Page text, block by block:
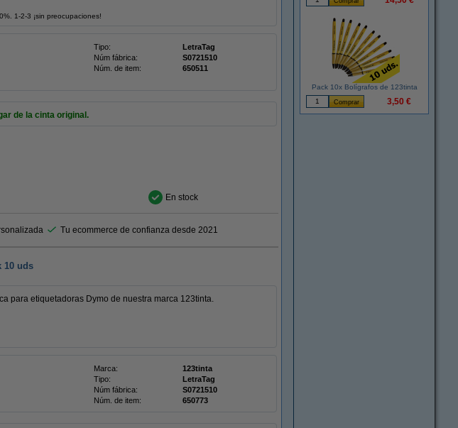
1-2-3 ¡sin preocupaciones!
Tipo:
LetraTag
Núm fábrica:
S0721510
Núm. de item:
650511
de la cinta original.
En stock
Tu ecommerce de confianza desde 2021
10 uds
para etiquetadoras Dymo de nuestra marca 123tinta.
Marca:
123tinta
Tipo:
LetraTag
Núm fábrica:
S0721510
Núm. de item: 650773
Pack 10x Bolígrafos de 123tinta
3,50 €